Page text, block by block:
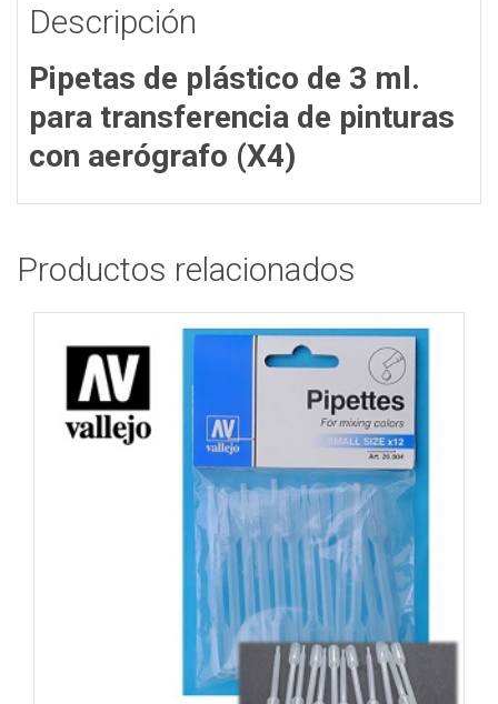
cantidad
Descripción
Pipetas de plástico de 3 ml.
para transferencia de pinturas
con aerógrafo (X4)
Productos relacionados